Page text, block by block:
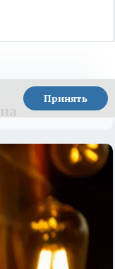
Принять